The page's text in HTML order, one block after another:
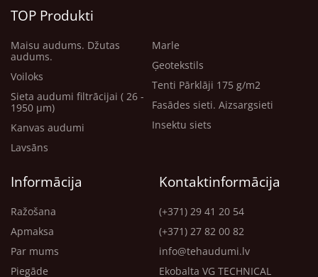
TOP Produkti
Maisu audums. Džutas
audums.
Voiloks
Sieta audumi filtrācijai ( 26 -
1950 μm)
Kanvas audumi
Lavsāns
Marle
Ģeotekstils
Tenti Pārklāji 175 g/m2
Fasādes sieti. Aizsargsieti
Insektu siets
Informācija
Ražošana
Apmaksa
Par mums
Piegāde
Kontaktinformācija
(+371) 29 41 20 54
(+371) 27 82 00 82
info@tehaudumi.lv
Ekobalta VG TECHNICAL